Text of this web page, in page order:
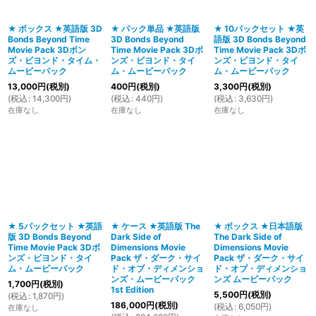
★ ボックス ★英語版 3D
Bonds Beyond Time
Movie Pack 3Dボン
ズ・ビヨンド・タイム・
ムービーパック
13,000円(税別)
(税込 : 14,300円)
在庫なし
★ パック単品 ★英語版
3D Bonds Beyond
Time Movie Pack 3Dボ
ンズ・ビヨンド・タイ
ム・ムービーパック
400円(税別)
(税込 : 440円)
在庫なし
★ 10パックセット ★英
語版 3D Bonds Beyond
Time Movie Pack 3Dボ
ンズ・ビヨンド・タイ
ム・ムービーパック
3,300円(税別)
(税込 : 3,630円)
在庫なし
★ 5パックセット ★英語
版 3D Bonds Beyond
Time Movie Pack 3Dボ
ンズ・ビヨンド・タイ
ム・ムービーパック
1,700円(税別)
(税込 : 1,870円)
在庫なし
★ ケース ★英語版 The
Dark Side of
Dimensions Movie
Pack ザ・ダーク・サイ
ド・オブ・ディメンショ
ンズ・ムービーパック
1st Edition
186,000円(税別)
★ ボックス ★日本語版
The Dark Side of
Dimensions Movie
Pack ザ・ダーク・サイ
ド・オブ・ディメンショ
ンズ ムービーパック
5,500円(税別)
(税込 : 6,050円)